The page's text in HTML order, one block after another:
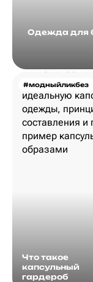
Одежда для
#модныйликбез
Что такое
капсульный
гардероб